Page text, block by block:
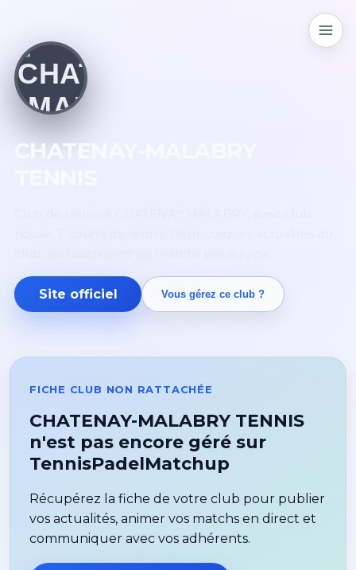
CHATENAY-MALABRY
Site officiel Vous gérez ce club ?
FICHE CLUB NON RATTACHÉE
CHATENAY-MALABRY TENNIS
n'est pas encore géré sur
TennisPadelMatchup
Récupérez la fiche de votre club pour publier
vos actualités, animer vos matchs en direct et
communiquer avec vos adhérents.